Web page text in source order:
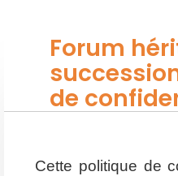
Forum
de
Cette politique de